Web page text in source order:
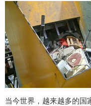
当今世界，越来越多的国